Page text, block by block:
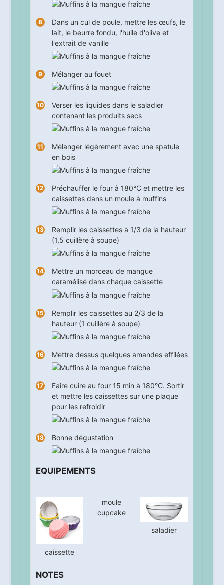
Dans un cul de poule, mettre les œufs, le
lait, le beurre fondu, l'huile d'olive et
l'extrait de vanille
Mélanger au fouet
Verser les liquides dans le saladier
contenant les produits secs
Mélanger légèrement avec une spatule
en bois
Préchauffer le four à 180°C et mettre les
caissettes dans un moule à muffins
Remplir les caissettes à 1/3 de la hauteur
(1,5 cuillère à soupe)
Mettre un morceau de mangue
caramélisé dans chaque caissette
Remplir les caissettes au 2/3 de la
hauteur (1 cuillère à soupe)
Mettre dessus quelques amandes effilées
Faire cuire au four 15 min à 180°C. Sortir
et mettre les caissettes sur une plaque
pour les refroidir
Bonne dégustation
EQUIPEMENTS
caissette
moule
cupcake
saladier
NOTES